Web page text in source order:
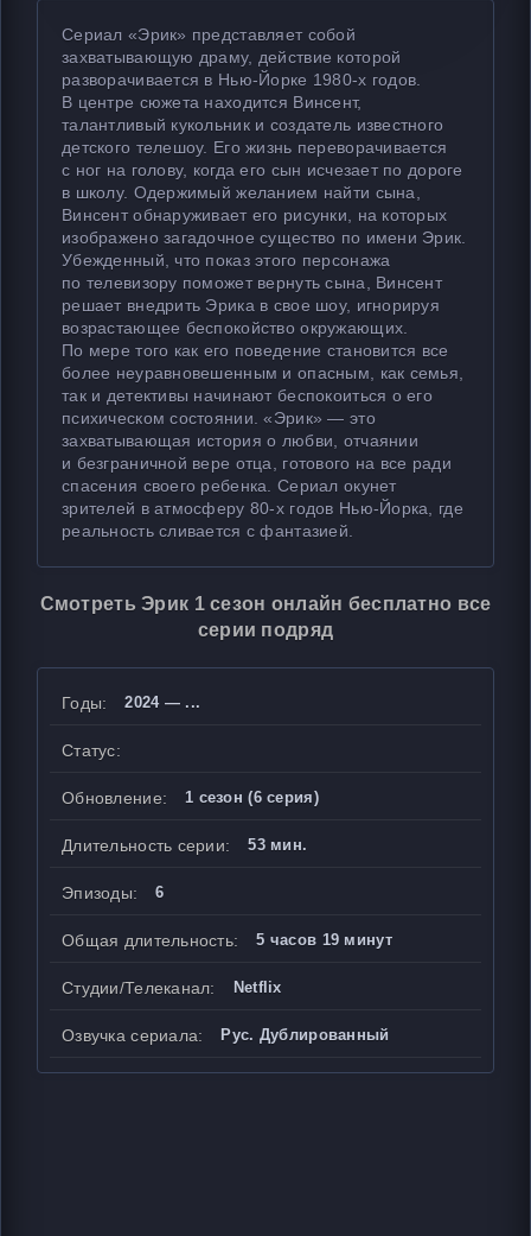
Сериал «Эрик» представляет собой
захватывающую драму, действие которой
разворачивается в Нью-Йорке 1980-х годов.
В центре сюжета находится Винсент,
талантливый кукольник и создатель известного
детского телешоу. Его жизнь переворачивается
с ног на голову, когда его сын исчезает по дороге
в школу. Одержимый желанием найти сына,
Винсент обнаруживает его рисунки, на которых
изображено загадочное существо по имени Эрик.
Убежденный, что показ этого персонажа
по телевизору поможет вернуть сына, Винсент
решает внедрить Эрика в свое шоу, игнорируя
возрастающее беспокойство окружающих.
По мере того как его поведение становится все
более неуравновешенным и опасным, как семья,
так и детективы начинают беспокоиться о его
психическом состоянии. «Эрик» — это
захватывающая история о любви, отчаянии
и безграничной вере отца, готового на все ради
спасения своего ребенка. Сериал окунет
зрителей в атмосферу 80-х годов Нью-Йорка, где
реальность сливается с фантазией.
Смотреть Эрик 1 сезон онлайн бесплатно все
серии подряд
Годы: 2024 — ...
Статус:
Обновление: 1 сезон (6 серия)
Длительность серии: 53 мин.
Эпизоды: 6
Общая длительность: 5 часов 19 минут
Студии/Телеканал: Netflix
Озвучка сериала: Рус. Дублированный